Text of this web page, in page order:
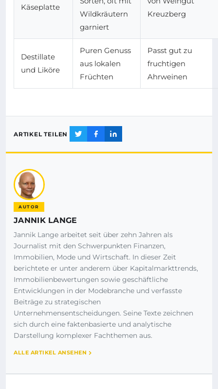
Käseplatte
Wildkräutern
garniert
Kreuzberg
Destillate
und Liköre
Puren Genuss
aus lokalen
Früchten
Passt gut zu
fruchtigen
Ahrweinen
ARTIKEL TEILEN
AUTOR
JANNIK LANGE
Jannik Lange arbeitet seit über zehn Jahren als
Journalist mit den Schwerpunkten Finanzen,
Immobilien, Mode und Wirtschaft. In dieser Zeit
berichtete er unter anderem über Kapitalmarkttrends,
Immobilienbewertungen sowie geschäftliche
Entwicklungen in der Modebranche und verfasste
Beiträge zu strategischen
Unternehmensentscheidungen. Seine Texte zeichnen
sich durch eine faktenbasierte und analytische
Darstellung komplexer Fachthemen aus.
ALLE ARTIKEL ANSEHEN